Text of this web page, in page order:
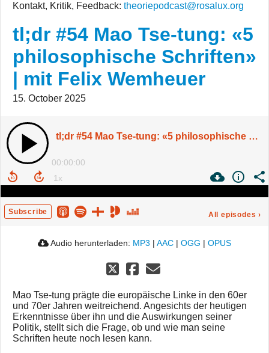
Kontakt, Kritik, Feedback: theoriepodcast@rosalux.org
tl;dr #54 Mao Tse-tung: «5
philosophische Schriften»
| mit Felix Wemheuer
15. October 2025
tl;dr #54 Mao Tse-tung: «5 philosophische Schriften» | mit Felix Wemheuer
00:00:00
Subscribe All episodes ›
Audio herunterladen: MP3 | AAC | OGG | OPUS
Mao Tse-tung prägte die europäische Linke in den 60er
und 70er Jahren weitreichend. Angesichts der heutigen
Erkenntnisse über ihn und die Auswirkungen seiner
Politik, stellt sich die Frage, ob und wie man seine
Schriften heute noch lesen kann.